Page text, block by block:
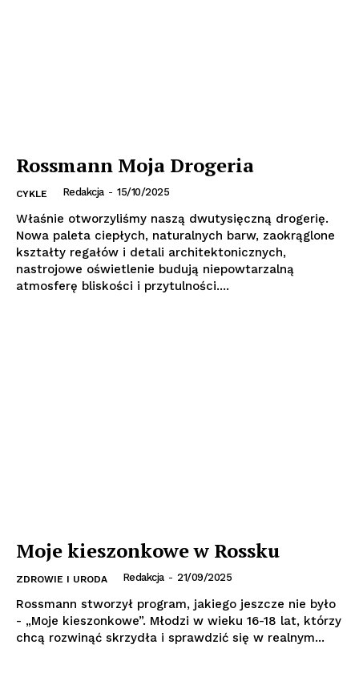
Rossmann Moja Drogeria
CYKLE Redakcja - 15/10/2025
Właśnie otworzyliśmy naszą dwutysięczną drogerię.
Nowa paleta ciepłych, naturalnych barw, zaokrąglone
kształty regałów i detali architektonicznych,
nastrojowe oświetlenie budują niepowtarzalną
atmosferę bliskości i przytulności....
Moje kieszonkowe w Rossku
ZDROWIE I URODA Redakcja - 21/09/2025
Rossmann stworzył program, jakiego jeszcze nie było
- „Moje kieszonkowe”. Młodzi w wieku 16-18 lat, którzy
chcą rozwinąć skrzydła i sprawdzić się w realnym...